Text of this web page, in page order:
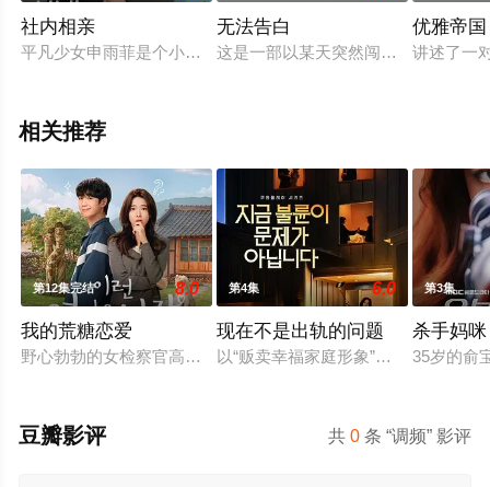
社内相亲
平凡少女申雨菲是个小透明，虽然就职名企，却是个实实在在
无法告白
这是一部以某天突然闯进家里开始一
优雅帝国
讲述了一
相关推荐
第12集完结 8.0
我的荒糖恋爱
野心勃勃的女检察官高恩世（贺营 饰）意外失忆，住进拳击教
第4集 6.0
现在不是出轨的问题
以“贩卖幸福家庭形象”赚钱的网红夫
第3集
杀手妈咪
35岁的俞
共0 条 “调频” 影评
豆瓣影评